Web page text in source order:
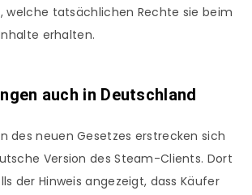
welche tatsächlichen Rechte sie beim
erhalten.
auch in Deutschland
des neuen Gesetzes erstrecken sich
Version des Steam-Clients. Dort
der Hinweis angezeigt, dass Käufer